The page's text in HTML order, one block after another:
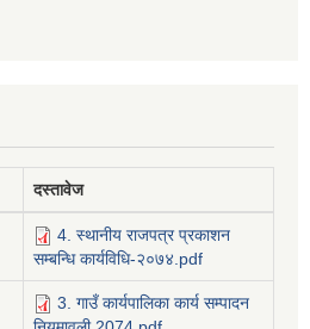
दस्तावेज
4. स्थानीय राजपत्र प्रकाशन
सम्बन्धि कार्यविधि-२०७४.pdf
3. गाउँ कार्यपालिका कार्य सम्पादन